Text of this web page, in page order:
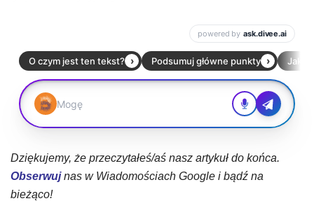
Dziękujemy, że przeczytałeś/aś nasz artykuł do końca.
Obserwujnas w Wiadomościach Google i bądź na
bieżąco!